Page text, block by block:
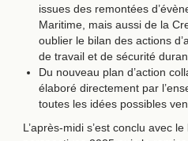
issues des remontées
Maritime, mais aussi de la
oublier le bilan des actions
de travail et de sécurité
Du nouveau plan d’action
élaboré directement par
toutes les idées possibles
L’après-midi s’est conclu avec